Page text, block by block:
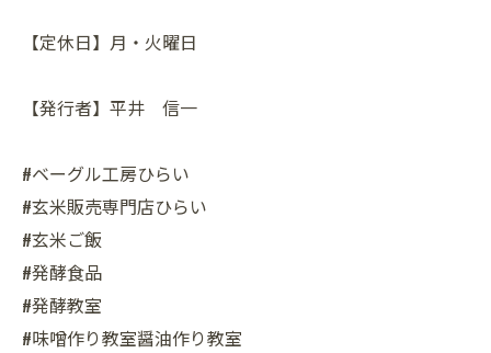
【定休日】月・火曜日
【発行者】平井 信一
#ベーグル工房ひらい
#玄米販売専門店ひらい
#玄米ご飯
#発酵食品
#発酵教室
#味噌作り教室醤油作り教室